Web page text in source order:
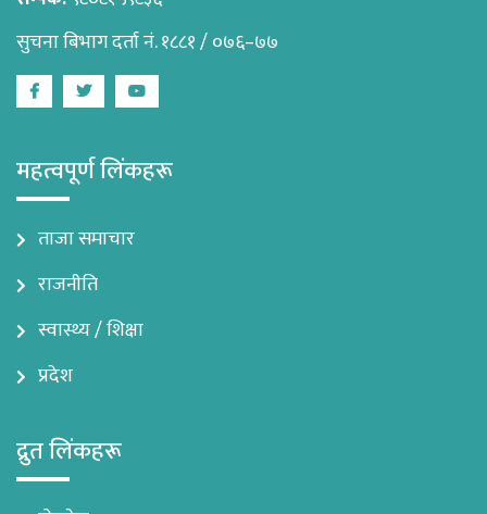
सुचना बिभाग दर्ता नं. १८८१ / ०७६–७७
FacebookTwitterYoutube
महत्वपूर्ण लिंकहरू
ताजा समाचार
राजनीति
स्वास्थ्य / शिक्षा
प्रदेश
द्रुत लिंकहरू